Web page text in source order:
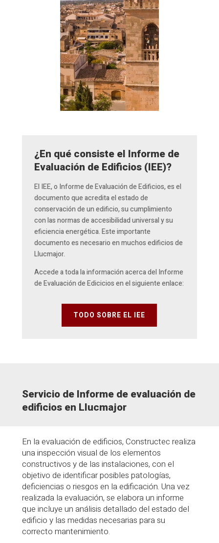
¿En qué consiste el Informe de
Evaluación de Edificios (IEE)?
El IEE, o Informe de Evaluación de Edificios, es el
documento que acredita el estado de
conservación de un edificio, su cumplimiento
con las normas de accesibilidad universal y su
eficiencia energética. Este importante
documento es necesario en muchos edificios de
Llucmajor.
Accede a toda la información acerca del Informe
de Evaluación de Edicicios en el siguiente enlace:
TODO SOBRE EL IEE
Servicio de Informe de evaluación de
edificios en Llucmajor
En la evaluación de edificios, Constructec realiza
una inspección visual de los elementos
constructivos y de las instalaciones, con el
objetivo de identificar posibles patologías,
deficiencias o riesgos en la edificación. Una vez
realizada la evaluación, se elabora un informe
que incluye un análisis detallado del estado del
edificio y las medidas necesarias para su
correcto mantenimiento.